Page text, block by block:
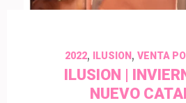
2022, ILUSION , VENTA
ILUSION |
NUEVO